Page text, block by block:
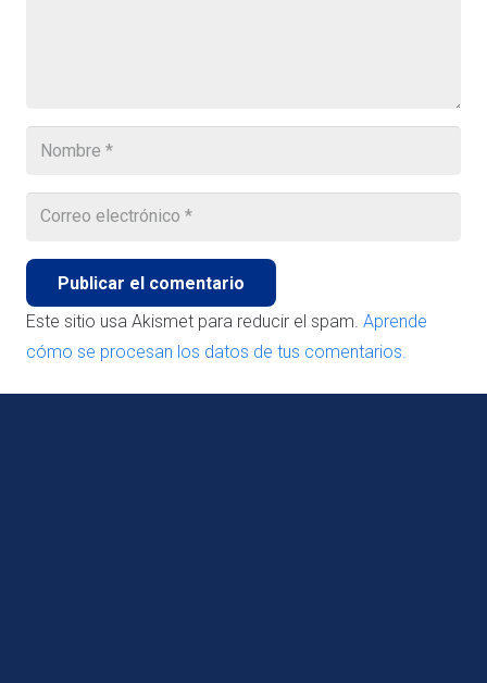
Publicar el comentario
Este sitio usa Akismet para reducir el spam. Aprende
cómo se procesan los datos de tus comentarios.